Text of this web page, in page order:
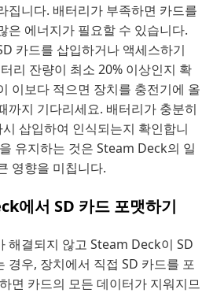
집니다. 배터리가 부족하면 카드를
은 에너지가 필요할 수 있습니다.
카드를 삽입하거나 액세스하기
리 잔량이 최소 20% 이상인지 확
이보다 적으면 장치를 충전기에 올
까지 기다리세요. 배터리가 충분히
삽입하여 인식되는지 확인합니
유지하는 것은 Steam Deck의 일
영향을 미칩니다.
에서 SD 카드 포맷하기
해결되지 않고 Steam Deck이 SD
경우, 장치에서 직접 SD 카드를 포
면 카드의 모든 데이터가 지워지므